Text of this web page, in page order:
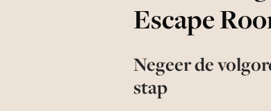
Escape
Negeer de
stap